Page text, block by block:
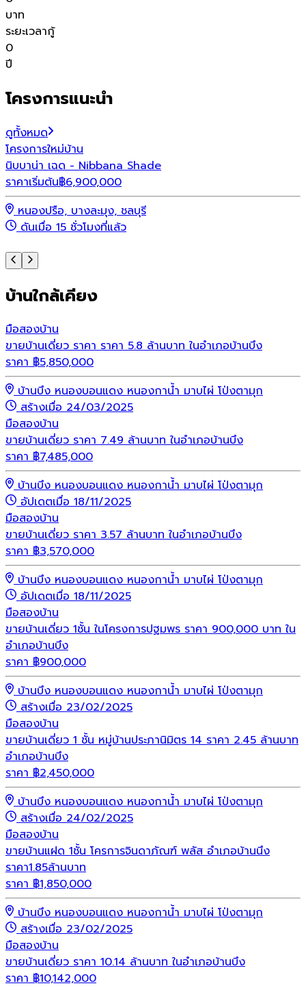
บาท
ระยะเวลากู้
0
ปี
โครงการแนะนำ
ดูทั้งหมด
โครงการใหม่บ้าน
นิบบาน่า เฉด - Nibbana Shade
ราคาเริ่มต้น฿6,900,000
หนองปรือ, บางละมุง, ชลบุรี
ดันเมื่อ 15 ชั่วโมงที่แล้ว
บ้านใกล้เคียง
มือสองบ้าน
ขายบ้านเดี่ยว ราคา ราคา 5.8 ล้านบาท ในอำเภอบ้านบึง
ราคา ฿5,850,000
บ้านบึง หนองบอนแดง หนองกาน้ำ มาบไผ่ โป่งตามุก
สร้างเมื่อ 24/03/2025
มือสองบ้าน
ขายบ้านเดี่ยว ราคา 7.49 ล้านบาท ในอำเภอบ้านบึง
ราคา ฿7,485,000
บ้านบึง หนองบอนแดง หนองกาน้ำ มาบไผ่ โป่งตามุก
อัปเดตเมื่อ 18/11/2025
มือสองบ้าน
ขายบ้านเดี่ยว ราคา 3.57 ล้านบาท ในอำเภอบ้านบึง
ราคา ฿3,570,000
บ้านบึง หนองบอนแดง หนองกาน้ำ มาบไผ่ โป่งตามุก
อัปเดตเมื่อ 18/11/2025
มือสองบ้าน
ขายบ้านเดี่ยว 1ชั้น ในโครงการปฐมพร ราคา 900,000 บาท ใน
อำเภอบ้านบึง
ราคา ฿900,000
บ้านบึง หนองบอนแดง หนองกาน้ำ มาบไผ่ โป่งตามุก
สร้างเมื่อ 23/02/2025
มือสองบ้าน
ขายบ้านเดี่ยว 1 ชั้น หมู่บ้านประภานิมิตร 14 ราคา 2.45 ล้านบาท
อำเภอบ้านบึง
ราคา ฿2,450,000
บ้านบึง หนองบอนแดง หนองกาน้ำ มาบไผ่ โป่งตามุก
สร้างเมื่อ 24/02/2025
มือสองบ้าน
ขายบ้านแฝด 1ชั้น โครการจินดาภัณฑ์ พลัส อำเภอบ้านนึง
ราคา1.85ล้านบาท
ราคา ฿1,850,000
บ้านบึง หนองบอนแดง หนองกาน้ำ มาบไผ่ โป่งตามุก
สร้างเมื่อ 23/02/2025
มือสองบ้าน
ขายบ้านเดี่ยว ราคา 10.14 ล้านบาท ในอำเภอบ้านบึง
ราคา ฿10,142,000